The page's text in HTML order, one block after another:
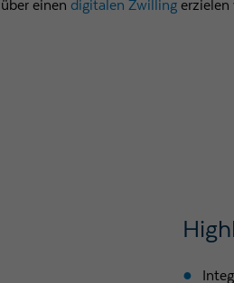
über einen digitalen Zwillingerzielen